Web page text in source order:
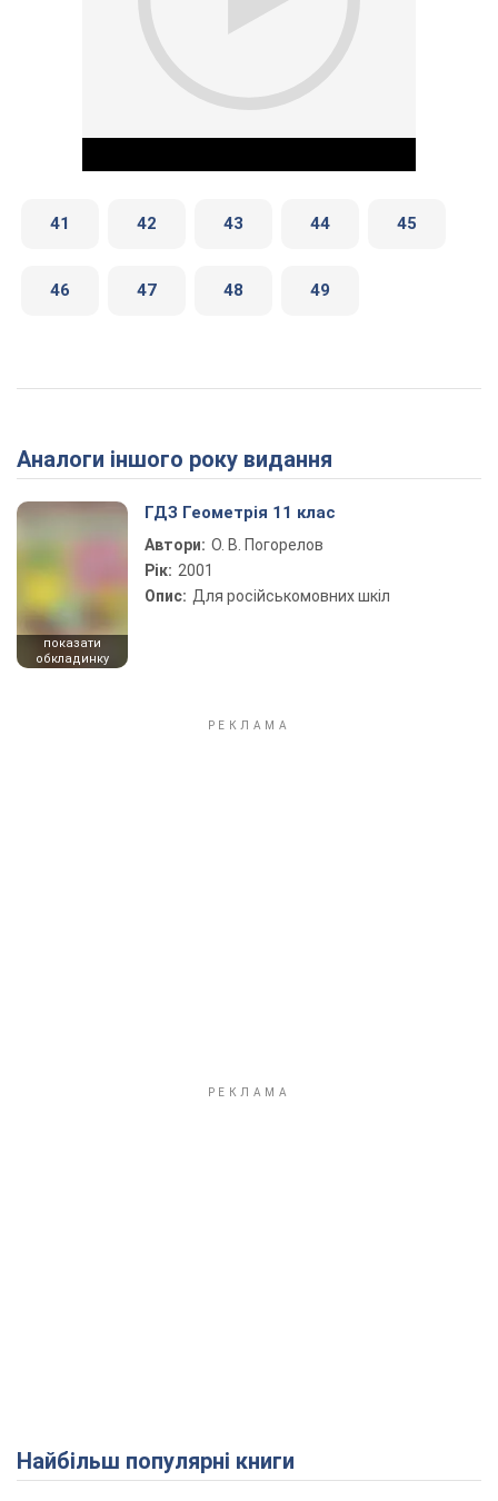
Play Video
41 42 43 44 45
46 47 48 49
Аналоги іншого року видання
показати
обкладинку
ГДЗ Геометрія 11 клас
Автори: О. В. Погорелов
Рік: 2001
Опис: Для російськомовних шкіл
Найбільш популярні книги